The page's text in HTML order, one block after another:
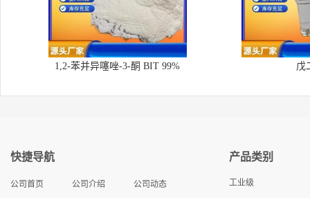
1,2-苯并异噻唑-3-酮 BIT 99% 戊
快捷导航
公司首页 公司介绍 公司动态
产品类别
工业级